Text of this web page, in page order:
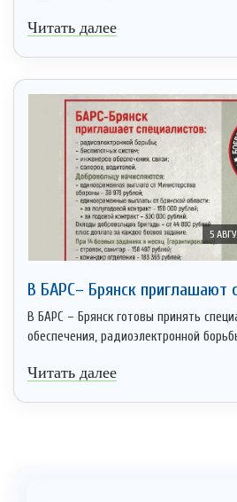
Читать далее
5
В БАРС– Брянcк приглaшают
В БАРС – Брянск готовы принять
обеспечения, радиоэлектронной
Читать далее